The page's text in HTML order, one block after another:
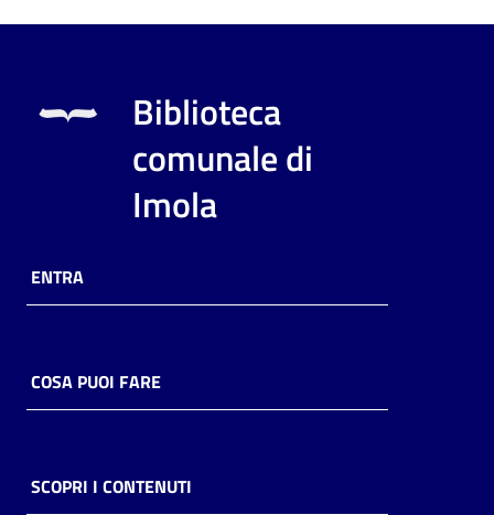
Biblioteca
comunale di
Imola
ENTRA
COSA PUOI FARE
SCOPRI I CONTENUTI